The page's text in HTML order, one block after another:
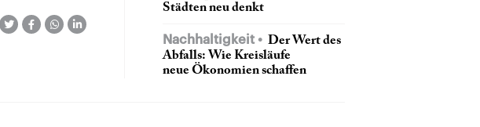
Städten neu denkt
Nachhaltigkeit
Der Wert des
Abfalls: Wie Kreisläufe
neue Ökonomien schaffen